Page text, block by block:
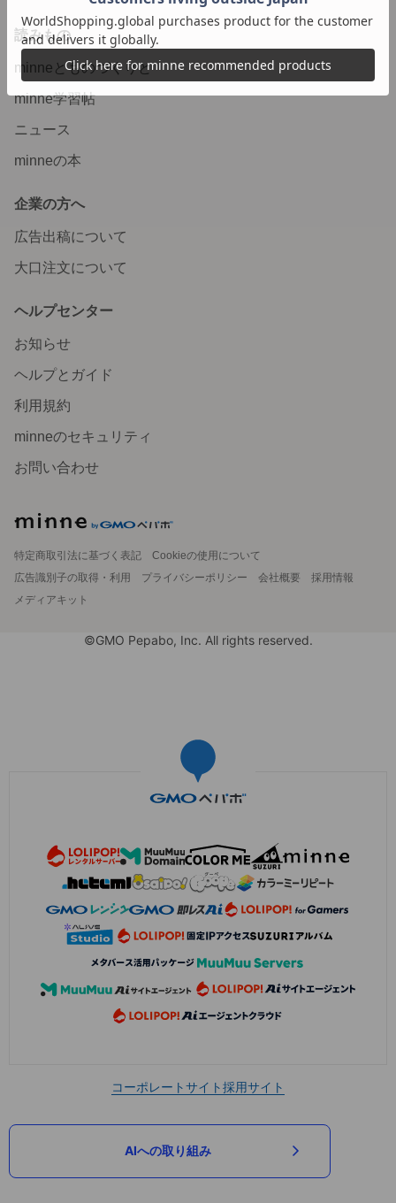
読みもの
minneとものづくりと
minne学習帖
ニュース
minneの本
企業の方へ
広告出稿について
大口注文について
ヘルプセンター
お知らせ
ヘルプとガイド
利用規約
minneのセキュリティ
お問い合わせ
特定商取引法に基づく表記
Cookieの使用について
広告識別子の取得・利用
プライバシーポリシー 会社概要
採用情報
メディアキット
©GMO Pepabo, Inc. All rights reserved.
コーポレートサイト採用サイト
AIへの取り組み